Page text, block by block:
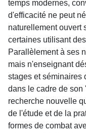
temps modernes,
d'efficacité ne peut
naturellement ouvert
certaines utilisant
Parallèlement à ses
mais n'enseignant
stages et séminaires
dans le cadre de son
recherche nouvelle
de l'étude et de la
formes de combat